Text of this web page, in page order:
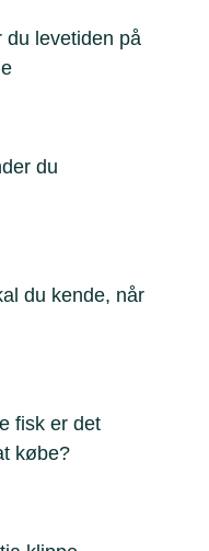
levetiden på
du
du kende, når
fisk er det
købe?